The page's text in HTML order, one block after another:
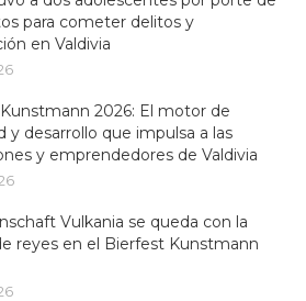
para cometer delitos y
en Valdivia
2026: El motor de
y desarrollo que impulsa a las
y emprendedores de Valdivia
Vulkania se queda con la
reyes en el Bierfest Kunstmann